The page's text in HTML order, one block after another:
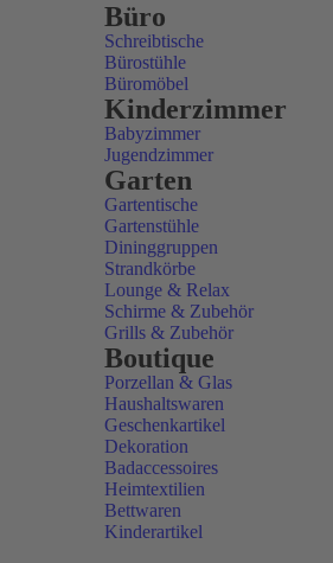
Büro
Schreibtische
Bürostühle
Büromöbel
Kinderzimmer
Babyzimmer
Jugendzimmer
Garten
Gartentische
Gartenstühle
Dininggruppen
Strandkörbe
Lounge & Relax
Schirme & Zubehör
Grills & Zubehör
Boutique
Porzellan & Glas
Haushaltswaren
Geschenkartikel
Dekoration
Badaccessoires
Heimtextilien
Bettwaren
Kinderartikel